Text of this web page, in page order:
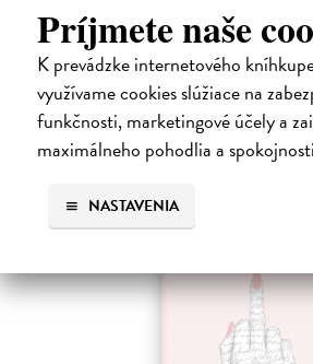
Príjmete naše
K prevádzke internetového
využívame cookies slúžiace na
funkčnosti, marketingové účely a
maximálneho pohodlia a
NASTAVENIA
oznámi, že ju podvádza a žení sa s inou. Jej
Na sklade
13,71 €
14,90 € ?